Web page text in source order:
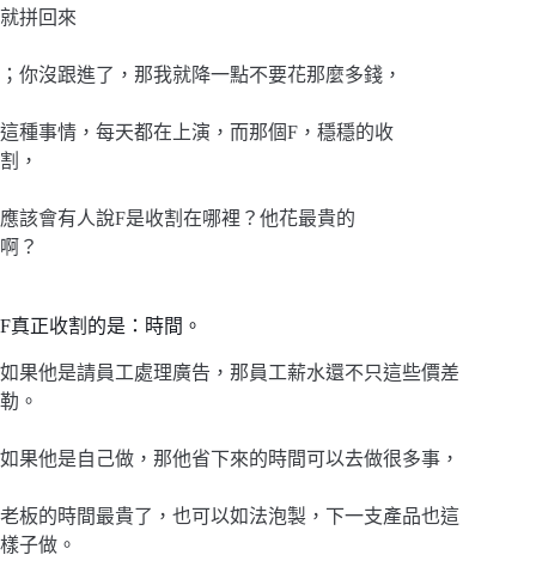
就拼回來
；你沒跟進了，那我就降一點不要花那麼多錢，
這種事情，每天都在上演，而那個F，穩穩的收
割，
應該會有人說F是收割在哪裡？他花最貴的
啊？
F真正收割的是：時間。
如果他是請員工處理廣告，那員工薪水還不只這些價差
勒。
如果他是自己做，那他省下來的時間可以去做很多事，
老板的時間最貴了，也可以如法泡製，下一支產品也這
樣子做。